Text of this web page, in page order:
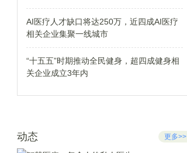
AI医疗人才缺口将达250万，近四成AI医疗
相关企业集聚一线城市
“十五五”时期推动全民健身，超四成健身相
关企业成立3年内
动态 更多>>